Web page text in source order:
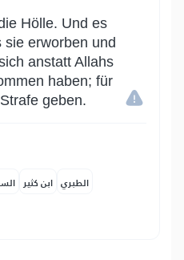
Hölle. Und es
erworben und
anstatt Allahs
haben; für
geben.
ابن كثير الطبري